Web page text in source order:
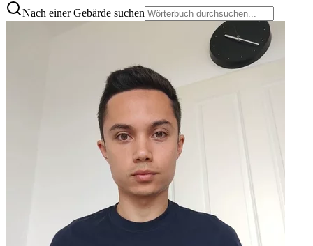
Nach einer Gebärde suchen